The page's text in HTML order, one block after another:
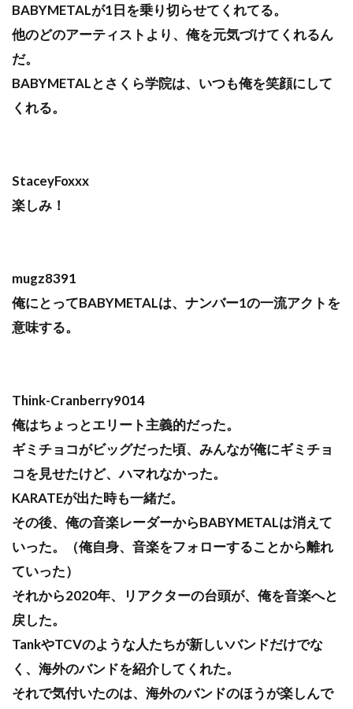
BABYMETALが1日を乗り切らせてくれてる。
他のどのアーティストより、俺を元気づけてくれるん
だ。
BABYMETALとさくら学院は、いつも俺を笑顔にして
くれる。
StaceyFoxxx
楽しみ！
mugz8391
俺にとってBABYMETALは、ナンバー1の一流アクトを
意味する。
Think-Cranberry9014
俺はちょっとエリート主義的だった。
ギミチョコがビッグだった頃、みんなが俺にギミチョ
コを見せたけど、ハマれなかった。
KARATEが出た時も一緒だ。
その後、俺の音楽レーダーからBABYMETALは消えて
いった。（俺自身、音楽をフォローすることから離れ
ていった）
それから2020年、リアクターの台頭が、俺を音楽へと
戻した。
TankやTCVのような人たちが新しいバンドだけでな
く、海外のバンドを紹介してくれた。
それで気付いたのは、海外のバンドのほうが楽しんで